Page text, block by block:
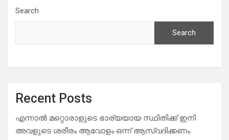
Search
Search
Recent Posts
എന്നാൽ മറ്റൊരാളുടെ ഭാര്യയായ സ്ഥിതിക്ക് ഇനി
അവളുടെ ശരീരം ആവോളം ഒന്ന് ആസ്വദിക്കണം